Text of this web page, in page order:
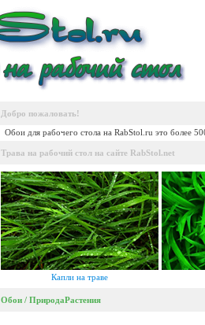
Добро пожаловать!
Обои для рабочего стола на RabStol.ru это более
Трава на рабочий стол на сайте RabStol.net
Капли на траве
Обои / ПриродаРастения